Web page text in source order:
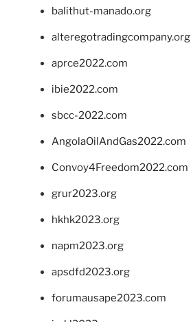
balithut-manado.org
alteregotradingcompany.org
aprce2022.com
ibie2022.com
sbcc-2022.com
AngolaOilAndGas2022.com
Convoy4Freedom2022.com
grur2023.org
hkhk2023.org
napm2023.org
apsdfd2023.org
forumausape2023.com